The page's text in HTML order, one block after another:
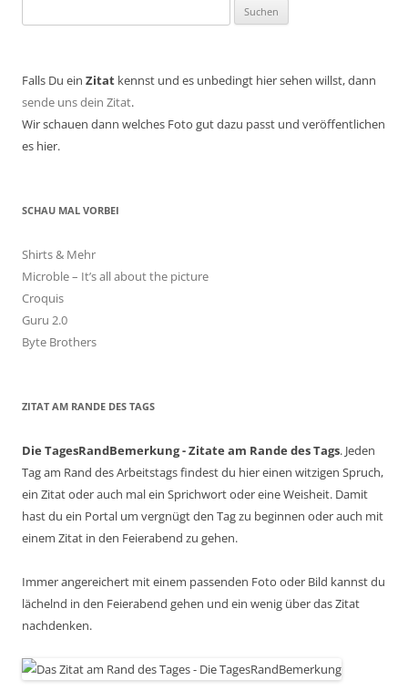
nach:
Falls Du ein Zitat kennst und es unbedingt hier sehen willst, dann
sende uns dein Zitat.
Wir schauen dann welches Foto gut dazu passt und veröffentlichen
es hier.
SCHAU MAL VORBEI
Shirts & Mehr
Microble – It’s all about the picture
Croquis
Guru 2.0
Byte Brothers
ZITAT AM RANDE DES TAGS
Die TagesRandBemerkung - Zitate am Rande des Tags. Jeden
Tag am Rand des Arbeitstags findest du hier einen witzigen Spruch,
ein Zitat oder auch mal ein Sprichwort oder eine Weisheit. Damit
hast du ein Portal um vergnügt den Tag zu beginnen oder auch mit
einem Zitat in den Feierabend zu gehen.
Immer angereichert mit einem passenden Foto oder Bild kannst du
lächelnd in den Feierabend gehen und ein wenig über das Zitat
nachdenken.